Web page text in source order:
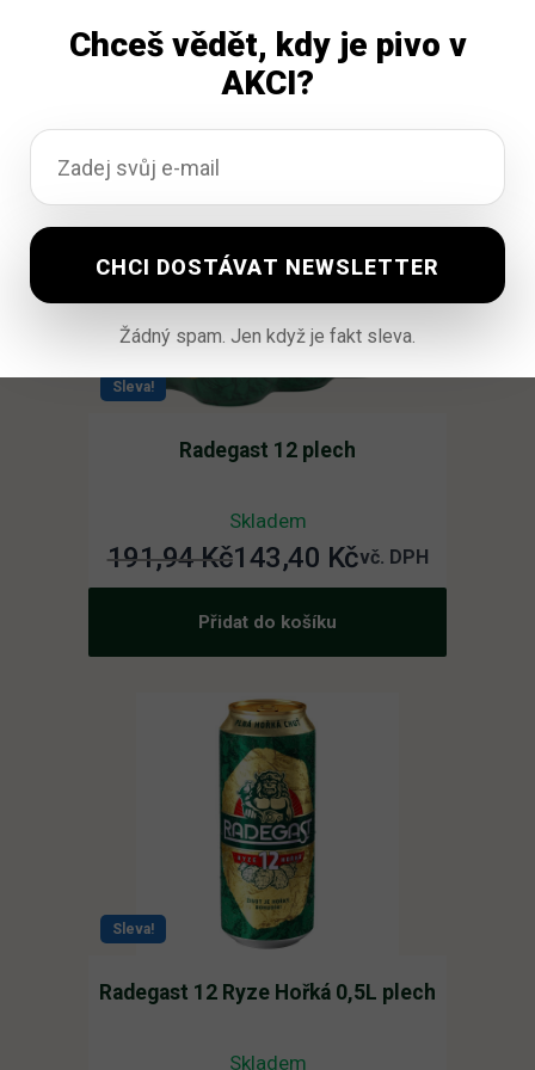
cena
byla:
383,06 Kč.
cena
je:
298,00 Kč.
Přidat do košíku
Sleva!
Radegast 12 plech
Skladem
191,94Kč
Původní
cena
byla:
191,94 Kč.
143,40 Kč
Aktuální
cena
je:
143,40 Kč.
vč. DPH
Přidat do košíku
Sleva!
Radegast 12 Ryze Hořká 0,5L plech
Skladem
Chceš vědět, kdy je pivo v
AKCI?
Žádný spam. Jen když je fakt sleva.